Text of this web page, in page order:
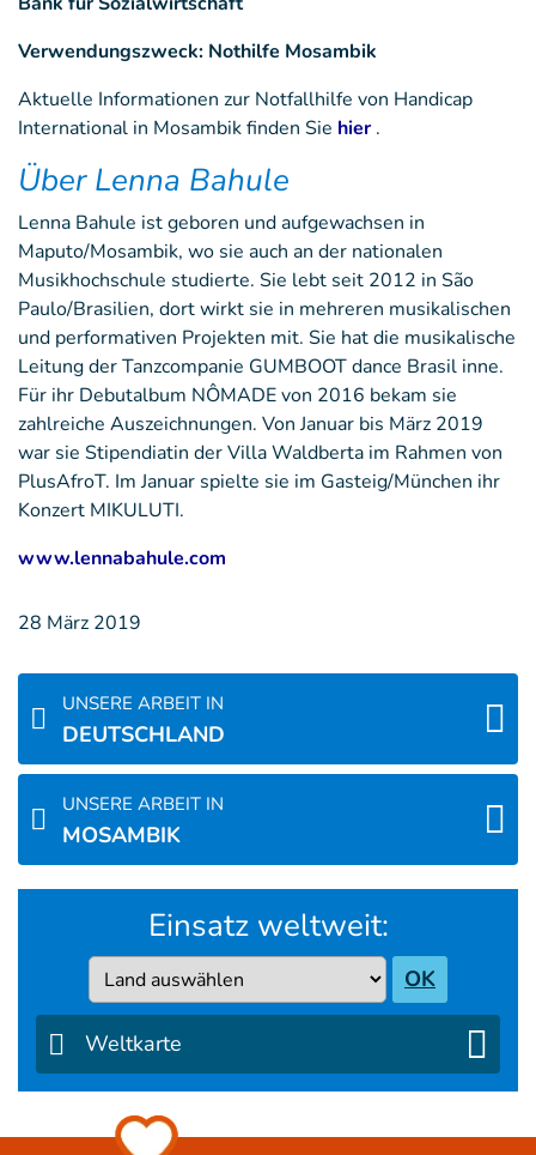
Verwendungszweck: Nothilfe Mosambik
Aktuelle Informationen zur Notfallhilfe von Handicap
International in Mosambik finden Sie hier .
Über Lenna Bahule
Lenna Bahule ist geboren und aufgewachsen in
Maputo/Mosambik, wo sie auch an der nationalen
Musikhochschule studierte. Sie lebt seit 2012 in São
Paulo/Brasilien, dort wirkt sie in mehreren musikalischen
und performativen Projekten mit. Sie hat die musikalische
Leitung der Tanzcompanie GUMBOOT dance Brasil inne.
Für ihr Debutalbum NÔMADE von 2016 bekam sie
zahlreiche Auszeichnungen. Von Januar bis März 2019
war sie Stipendiatin der Villa Waldberta im Rahmen von
PlusAfroT. Im Januar spielte sie im Gasteig/München ihr
Konzert MIKULUTI.
www.lennabahule.com
28 März 2019
UNSERE ARBEIT IN
DEUTSCHLAND
UNSERE ARBEIT IN
MOSAMBIK
Einsatz weltweit:
Country OK
Weltkarte